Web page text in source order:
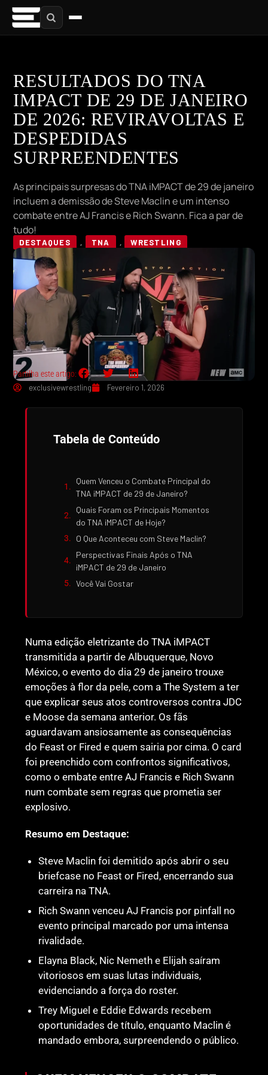
RESULTADOS DO TNA
IMPACT DE 29 DE JANEIRO
DE 2026: REVIRAVOLTAS E
DESPEDIDAS
SURPREENDENTES
As principais surpresas do TNA iMPACT de 29 de janeiro
incluem a demissão de Steve Maclin e um intenso
combate entre AJ Francis e Rich Swann. Fica a par de
tudo!
DESTAQUES , TNA , WRESTLING
Partilha este artigo:
exclusivewrestling
Fevereiro 1, 2026
Tabela de Conteúdo
Quem Venceu o Combate Principal do
TNA iMPACT de 29 de Janeiro?
Quais Foram os Principais Momentos
do TNA iMPACT de Hoje?
O Que Aconteceu com Steve Maclin?
Perspectivas Finais Após o TNA
iMPACT de 29 de Janeiro
Você Vai Gostar
Numa edição eletrizante do TNA iMPACT
transmitida a partir de Albuquerque, Novo
México, o evento do dia 29 de janeiro trouxe
emoções à flor da pele, com a The System a ter
que explicar seus atos controversos contra JDC
e Moose da semana anterior. Os fãs
aguardavam ansiosamente as consequências
do Feast or Fired e quem sairia por cima. O card
foi preenchido com confrontos significativos,
como o embate entre AJ Francis e Rich Swann
num combate sem regras que prometia ser
explosivo.
Resumo em Destaque:
Steve Maclin foi demitido após abrir o seu
briefcase no Feast or Fired, encerrando sua
carreira na TNA.
Rich Swann venceu AJ Francis por pinfall no
evento principal marcado por uma intensa
rivalidade.
Elayna Black, Nic Nemeth e Elijah saíram
vitoriosos em suas lutas individuais,
evidenciando a força do roster.
Trey Miguel e Eddie Edwards recebem
oportunidades de título, enquanto Maclin é
mandado embora, surpreendendo o público.